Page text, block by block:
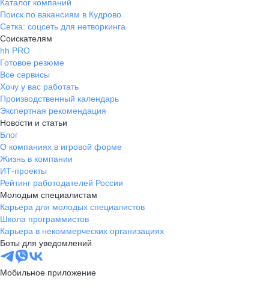
возможность выбора, это правда
здорово. Приятно было работать в
классной компании с крутыми
специалистами.
Каталог компаний
Поиск по вакансиям в Кудрово
Сетка: соцсеть для нетворкинга
Соискателям
hh PRO
Готовое резюме
Все сервисы
Хочу у вас работать
Производственный календарь
Экспертная рекомендация
Новости и статьи
Блог
О компаниях в игровой форме
Жизнь в компании
ИТ-проекты
Рейтинг работодателей России
Молодым специалистам
Карьера для молодых специалистов
Школа программистов
Карьера в некоммерческих организациях
Боты для уведомлений
Мобильное приложение